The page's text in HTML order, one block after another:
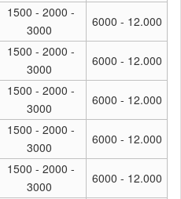
1500 - 2000 -
3000
6000 - 12.000
1500 - 2000 -
3000
6000 - 12.000
1500 - 2000 -
3000
6000 - 12.000
1500 - 2000 -
3000
6000 - 12.000
1500 - 2000 -
3000
6000 - 12.000